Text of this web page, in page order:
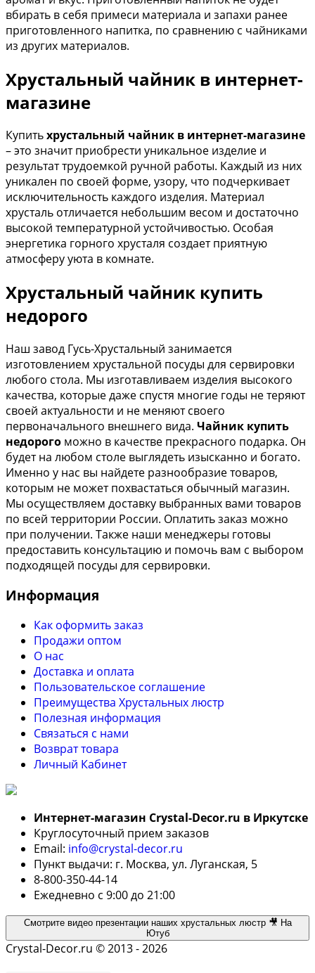
вбирать в себя примеси материала и запахи ранее
приготовленного напитка, по сравнению с чайниками
из других материалов.
Хрустальный чайник в интернет-
магазине
Купитьхрустальный чайник в интернет-магазине
– это значит приобрести уникальное изделие и
результат трудоемкой ручной работы. Каждый из них
уникален по своей форме, узору, что подчеркивает
исключительность каждого изделия. Материал
хрусталь отличается небольшим весом и достаточно
высокой температурной устойчивостью. Особая
энергетика горного хрусталя создает приятную
атмосферу уюта в комнате.
Хрустальный чайник купить
недорого
Наш завод Гусь-Хрустальный занимается
изготовлением хрустальной посуды для сервировки
любого стола. Мы изготавливаем изделия высокого
качества, которые даже спустя многие годы не теряют
своей актуальности и не меняют своего
первоначального внешнего вида. Чайник купить
недорого можно в качестве прекрасного подарка. Он
будет на любом столе выглядеть изысканно и богато.
Именно у нас вы найдете разнообразие товаров,
которым не может похвастаться обычный магазин.
Мы осуществляем доставку выбранных вами товаров
по всей территории России. Оплатить заказ можно
при получении. Также наши менеджеры готовы
предоставить консультацию и помочь вам с выбором
подходящей посуды для сервировки.
Информация
Как оформить заказ
Продажи оптом
О нас
Доставка и оплата
Пользовательское соглашение
Преимущества Хрустальных люстр
Полезная информация
Связаться с нами
Возврат товара
Личный Кабинет
Интернет-магазин Crystal-Decor.ru в Иркутске
Круглосуточный прием заказов
Email: info@crystal-decor.ru
Пункт выдачи: г. Москва, ул. Луганская, 5
8-800-350-44-14
Ежедневно с 9:00 до 21:00
Смотрите видео презентации наших хрустальных люстр 🎥 На
Ютуб
Crystal-Decor.ru © 2013 - 2026